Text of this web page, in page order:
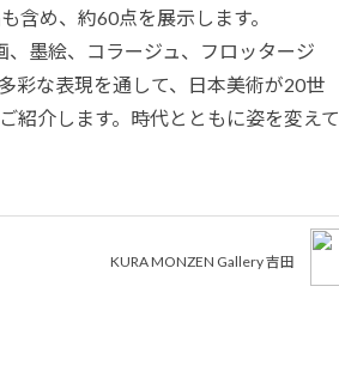
含め、約60点を展示します。
墨絵、コラージュ、フロッタージ
彩な表現を通して、日本美術が20世
紹介します。時代とともに姿を変えて
KURA MONZEN Gallery 吉田